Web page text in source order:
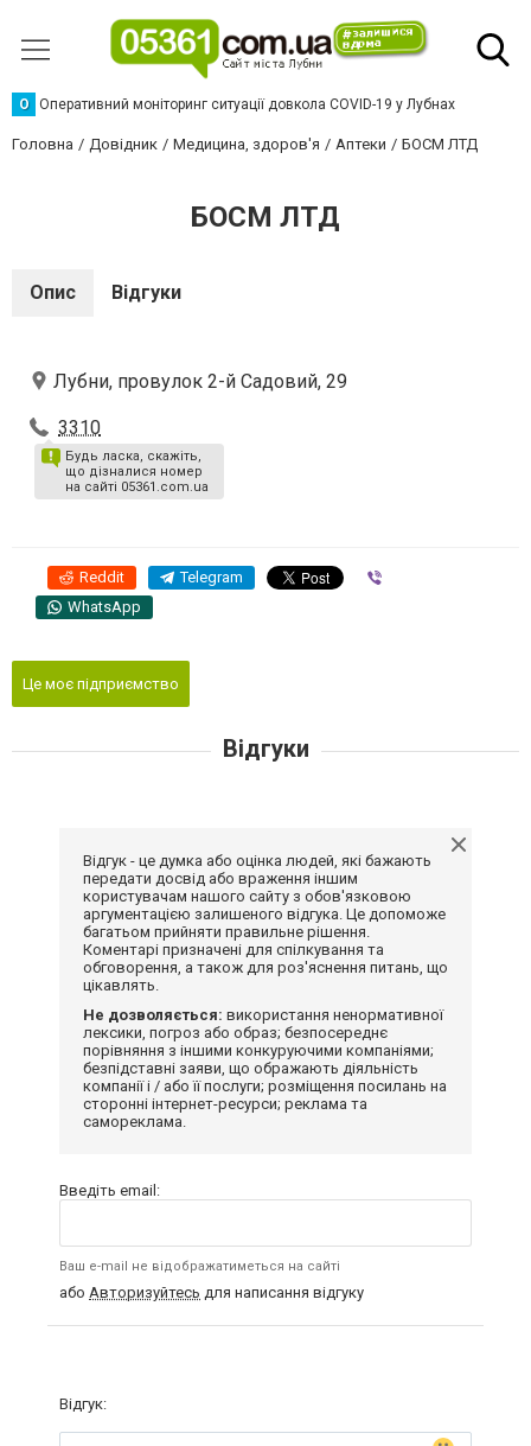
О Оперативний моніторинг ситуації довкола COVID-19 у Лубнах
Головна Довідник Медицина, здоров'я Аптеки БОСМ ЛТД
БОСМ ЛТД
Опис Відгуки
Лубни, провулок 2-й Садовий, 29
3310
Будь ласка, скажіть,
що дізналися номер
на сайті 05361.com.ua
Reddit Telegram
WhatsApp
Це моє підприємство
Відгуки
Відгук - це думка або оцінка людей, які бажають
передати досвід або враження іншим
користувачам нашого сайту з обов'язковою
аргументацією залишеного відгука. Це допоможе
багатьом прийняти правильне рішення.
Коментарі призначені для спілкування та
обговорення, а також для роз'яснення питань, що
цікавлять.
Не дозволяється: використання ненормативної
лексики, погроз або образ; безпосереднє
порівняння з іншими конкуруючими компаніями;
безпідставні заяви, що ображають діяльність
компанії і / або її послуги; розміщення посилань на
сторонні інтернет-ресурси; реклама та
самореклама.
Введіть email:
Ваш e-mail не відображатиметься на сайті
або Авторизуйтесь для написання відгуку
Відгук: